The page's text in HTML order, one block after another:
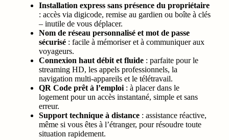
Installation express sans présence du propriétaire
: accès via digicode, remise au gardien ou boîte à clés
– inutile de vous déplacer.
Nom de réseau personnalisé et mot de passe
sécurisé: facile à mémoriser et à communiquer aux
voyageurs.
Connexion haut débit et fluide: parfaite pour le
streaming HD, les appels professionnels, la
navigation multi-appareils et le télétravail.
QR Code prêt à l’emploi: à placer dans le
logement pour un accès instantané, simple et sans
erreur.
Support technique à distance: assistance réactive,
même si vous êtes à l’étranger, pour résoudre toute
situation rapidement.